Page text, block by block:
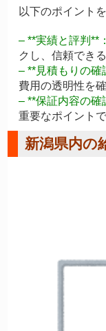
以下のポイント
– **実績と評判**：
クし、信頼でき
– **見積もりの確
費用の透明性を
– **保証内容の確
重要なポイントで
新潟県内の